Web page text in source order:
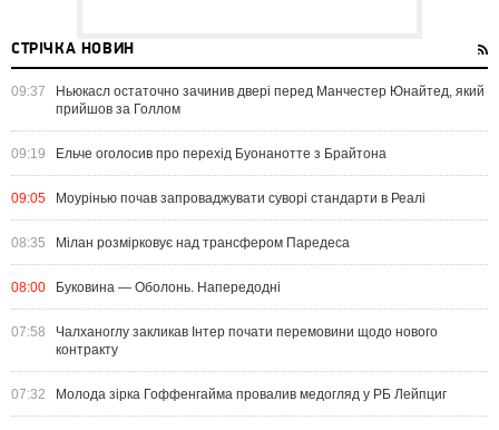
СТРІЧКА НОВИН
09:37
Ньюкасл остаточно зачинив двері перед Манчестер Юнайтед, який
прийшов за Голлом
09:19 Ельче оголосив про перехід Буонанотте з Брайтона
09:05 Моурінью почав запроваджувати суворі стандарти в Реалі
08:35 Мілан розмірковує над трансфером Паредеса
08:00 Буковина — Оболонь. Напередодні
07:58
Чалханоглу закликав Інтер почати перемовини щодо нового
контракту
07:32 Молода зірка Гоффенгайма провалив медогляд у РБ Лейпциг